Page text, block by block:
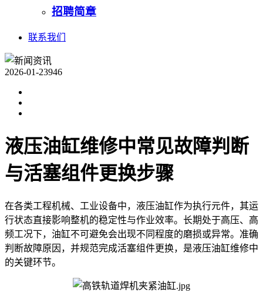
招聘简章
联系我们
2026-01-23946
液压油缸维修中常见故障判断
与活塞组件更换步骤
在各类工程机械、工业设备中，液压油缸作为执行元件，其运
行状态直接影响整机的稳定性与作业效率。长期处于高压、高
频工况下，油缸不可避免会出现不同程度的磨损或异常。准确
判断故障原因，并规范完成活塞组件更换，是液压油缸维修中
的关键环节。